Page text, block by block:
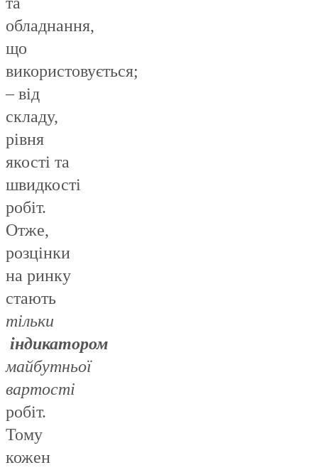
обладнання,
що
використовується;
– від
складу,
рівня
якості та
швидкості
робіт.
Отже,
розцінки
на ринку
стають
тільки
індикатором
майбутньої
вартості
робіт.
Тому
кожен